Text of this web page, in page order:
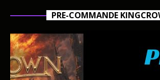
PRE-COMMANDE